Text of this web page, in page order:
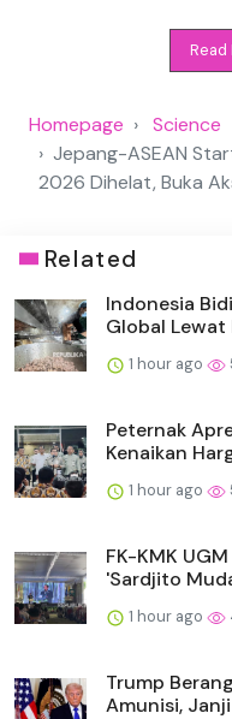
Homepage
Science
Jepang-ASEAN
2026 Dihelat, Buka
Related
Indonesia
Global Lewat
1 hour ago
Peternak
Kenaikan
1 hour ago
FK-KMK
'Sardjito
1 hour ago
Trump
Amunisi,